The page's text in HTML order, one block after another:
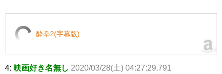
酔拳2(字幕版)
4: 映画好き名無し 2020/03/28(土) 04:27:29.791